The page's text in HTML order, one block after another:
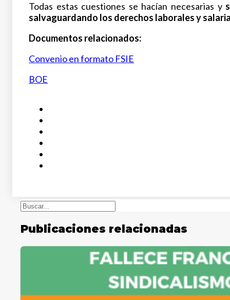
Todas estas cuestiones se hacían necesarias y
salvaguardando los derechos laborales y
Documentos relacionados:
Convenio en formato FSIE
BOE
Buscar
Publicaciones relacionadas